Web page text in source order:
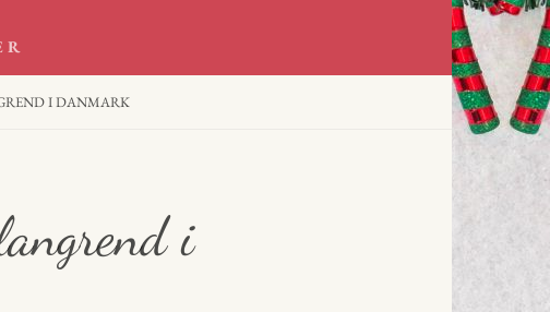
I DANMARK
i